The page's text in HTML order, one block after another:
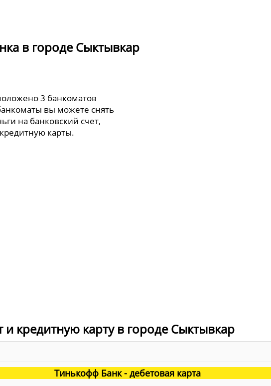
в городе Сыктывкар
3 банкоматов
вы можете снять
на банковский счет,
карты.
кредитную карту в городе Сыктывкар
Тинькофф Банк - дебетовая карта